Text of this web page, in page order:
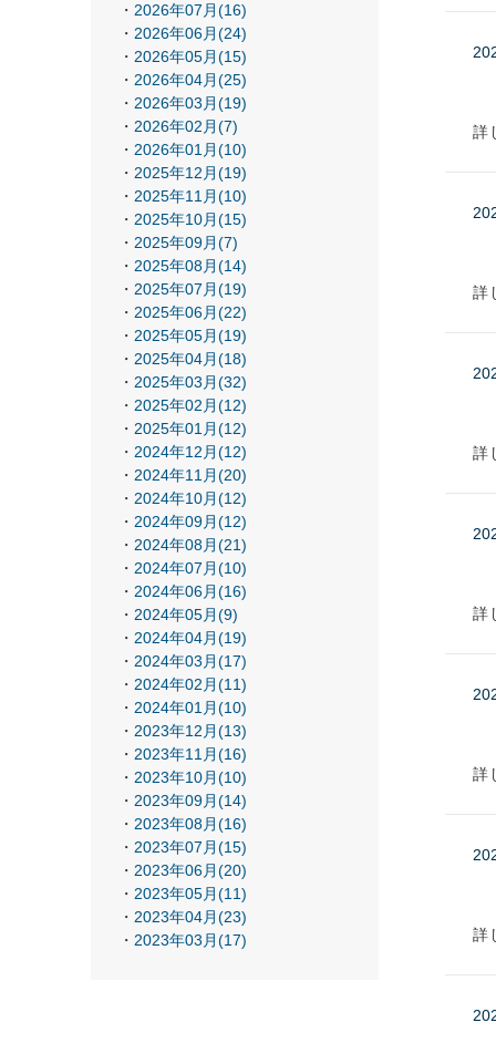
詳
詳
詳
詳
詳
詳
2026年07月(16)
2026年06月(24)
2026年05月(15)
2026年04月(25)
2026年03月(19)
2026年02月(7)
2026年01月(10)
2025年12月(19)
2025年11月(10)
2025年10月(15)
2025年09月(7)
2025年08月(14)
2025年07月(19)
2025年06月(22)
2025年05月(19)
2025年04月(18)
2025年03月(32)
2025年02月(12)
2025年01月(12)
2024年12月(12)
2024年11月(20)
2024年10月(12)
2024年09月(12)
2024年08月(21)
2024年07月(10)
2024年06月(16)
2024年05月(9)
2024年04月(19)
2024年03月(17)
2024年02月(11)
2024年01月(10)
2023年12月(13)
2023年11月(16)
2023年10月(10)
2023年09月(14)
2023年08月(16)
2023年07月(15)
2023年06月(20)
2023年05月(11)
2023年04月(23)
2023年03月(17)